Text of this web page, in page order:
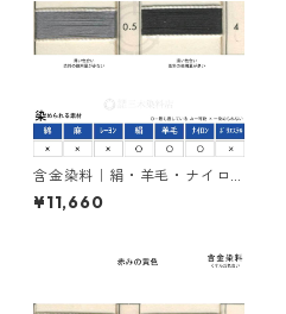
含金染料｜絹・羊毛・ナイロ
ンを染める｜500g｜イレミア
ブラックBG（青みの黒色）
¥11,660